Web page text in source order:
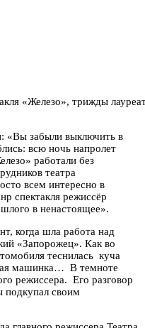
«Железо», трижды
«Вы забыли выключить в
всю ночь напролет
работали без
театра
всем интересно в
спектакля режиссёр
в ненастоящее».
когда шла работа над
«Запорожец». Как во
теснилась куча
машинка… В темноте
режиссера. Его разговор
подкупал своим